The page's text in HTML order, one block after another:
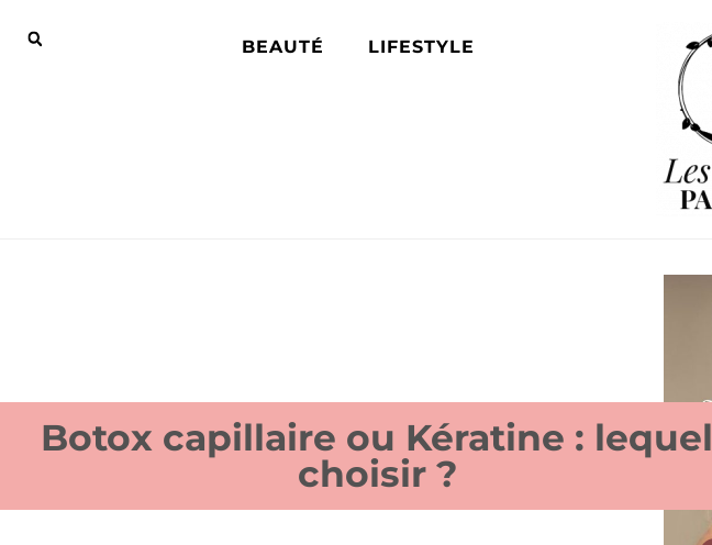
BEAUTÉ LIFESTYLE
Botox capillaire ou Kératine : lequel
choisir ?